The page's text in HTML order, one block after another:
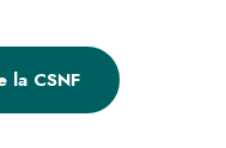
la CSNF